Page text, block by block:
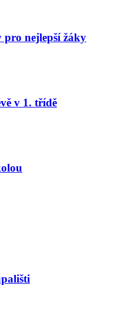
pro nejlepší žáky
v 1. třídě